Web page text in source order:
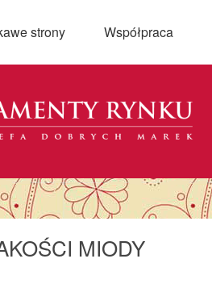
strony Współpraca
MIODY